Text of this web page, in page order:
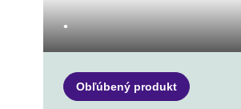
•
Obľúbený produkt